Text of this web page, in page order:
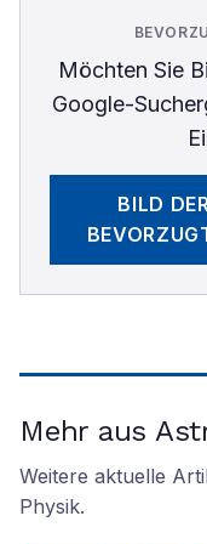
Möchten Sie
Google-
BILD
Mehr aus
Weitere aktuelle
Physik.